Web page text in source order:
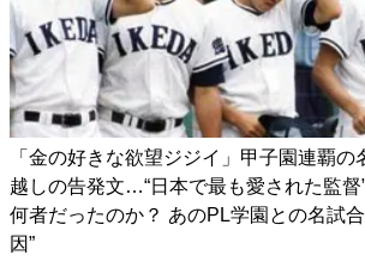
「金の好きな欲望ジジイ」甲子園連覇の
越しの告発文…“日本で最も愛された監督
何者だったのか？ あのPL学園との名試
因”